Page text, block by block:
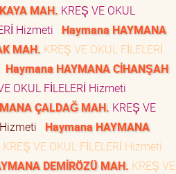
MAH. KREŞ VE OKUL
Hizmeti
Haymana HAYMANA
MAH. KREŞ VE OKUL FİLELERİ
Haymana HAYMANA CİHANŞAH
OKUL FİLELERİ Hizmeti
ÇALDAĞ MAH. KREŞ VE
Haymana HAYMANA
KREŞ VE OKUL FİLELERİ Hizmeti
DEMİRÖZÜ MAH. KREŞ VE